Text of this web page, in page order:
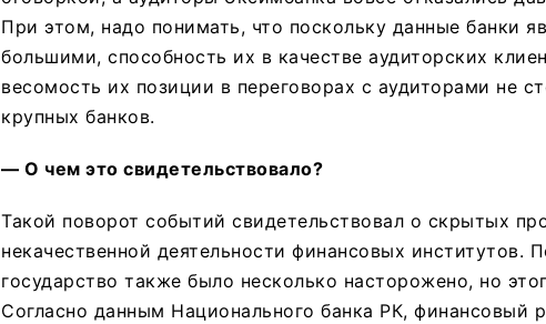
При этом, надо понимать, что поскольку данные банки
большими, способность их в качестве аудиторских
весомость их позиции в переговорах с аудиторами не
крупных банков.
— О чем это свидетельствовало?
Такой поворот событий свидетельствовал о скрытых
некачественной деятельности финансовых институтов.
государство также было несколько насторожено, но
Согласно данным Национального банка РК, финансовый